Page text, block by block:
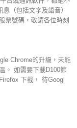
（包括文字及語音）
票號碼，敬請各位時刻
Chrome的升級，未能
。 如需要下載D100節
下載， 待Googl